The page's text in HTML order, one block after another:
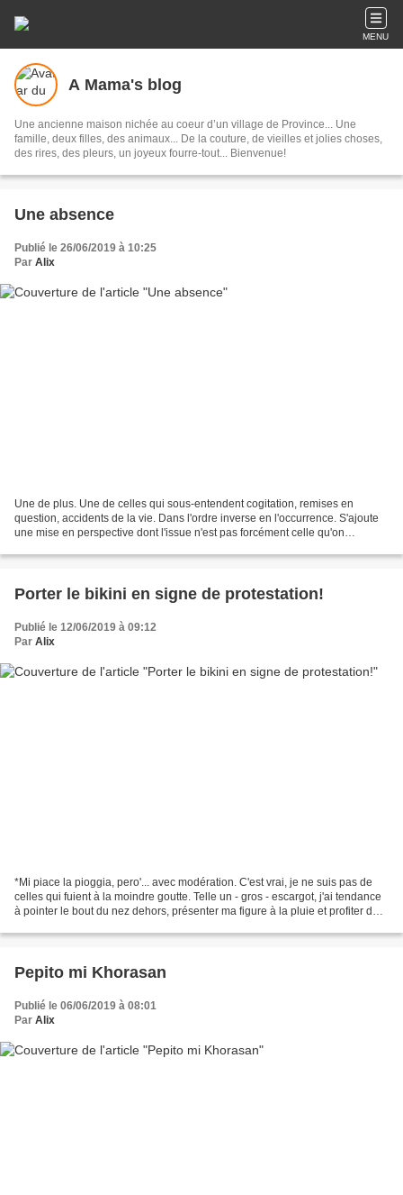
MENU
A Mama's blog
Une ancienne maison nichée au coeur d’un village de Province... Une
famille, deux filles, des animaux... De la couture, de vieilles et jolies choses,
des rires, des pleurs, un joyeux fourre-tout... Bienvenue!
Une absence
Publié le 26/06/2019 à 10:25
Par Alix
Une de plus. Une de celles qui sous-entendent cogitation, remises en
question, accidents de la vie. Dans l'ordre inverse en l'occurrence. S'ajoute
une mise en perspective dont l'issue n'est pas forcément celle qu'on
Porter le bikini en signe de protestation!
Publié le 12/06/2019 à 09:12
Par Alix
*Mi piace la pioggia, pero'... avec modération. C'est vrai, je ne suis pas de
celles qui fuient à la moindre goutte. Telle un - gros - escargot, j'ai tendance
à pointer le bout du nez dehors, présenter ma figure à la pluie et profiter de
Pepito mi Khorasan
Publié le 06/06/2019 à 08:01
Par Alix